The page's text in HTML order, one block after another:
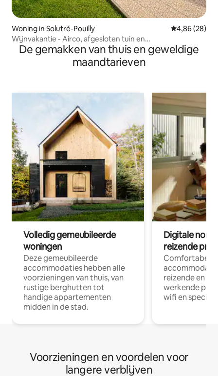
Woning in Solutré-Pouilly Gemiddelde
4,86 (28)
Wijnvakantie - Airco, afgesloten tuin en
privéparkeerplaats
De gemakken van thuis en geweldige
maandtarieven
Volledig gemeubileerde
woningen
Deze gemeubileerde
accommodaties hebben alle
voorzieningen van thuis, van
rustige berghutten tot
handige appartementen
midden in de stad.
Digitale
reizende
Comfortabele
reizende en
werkende
wifi en
Voorzieningen en voordelen voor
langere verblijven